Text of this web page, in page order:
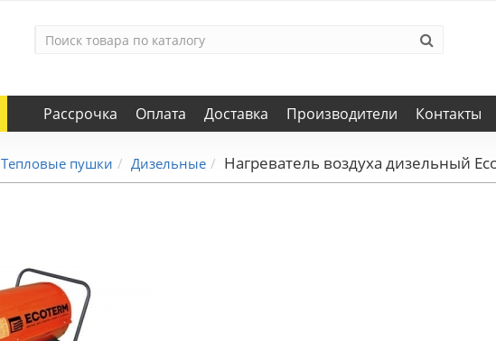
Рассрочка Оплата Доставка Производители Контакты
Тепловые пушки Дизельные Нагреватель воздуха дизельный